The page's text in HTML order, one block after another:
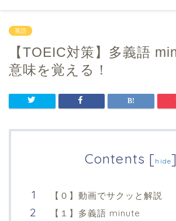
英語
【TOEIC対策】多義語
意味を覚える！
Contents [hide]
【０】動画でサクッと解説
【１】多義語 minute